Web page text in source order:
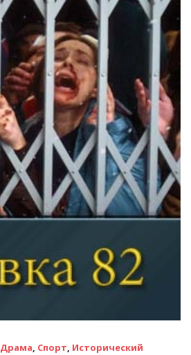
Драма, Спорт, Исторический